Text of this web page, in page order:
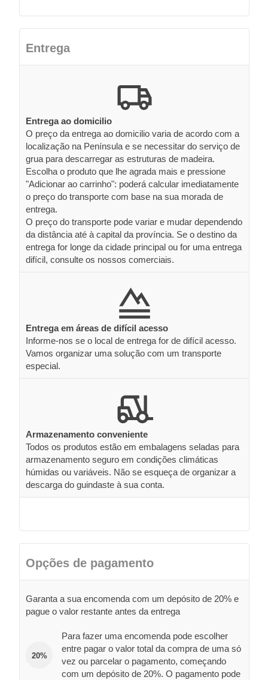
Entrega
Entrega ao domicilio
O preço da entrega ao domicilio varia de acordo com a
localização na Península e se necessitar do serviço de
grua para descarregar as estruturas de madeira.
Escolha o produto que lhe agrada mais e pressione
"Adicionar ao carrinho": poderá calcular imediatamente
o preço do transporte com base na sua morada de
entrega.
O preço do transporte pode variar e mudar dependendo
da distância até à capital da província. Se o destino da
entrega for longe da cidade principal ou for uma entrega
difícil, consulte os nossos comerciais.
Entrega em áreas de difícil acesso
Informe-nos se o local de entrega for de difícil acesso.
Vamos organizar uma solução com um transporte
especial.
Armazenamento conveniente
Todos os produtos estão em embalagens seladas para
armazenamento seguro em condições climáticas
húmidas ou variáveis. Não se esqueça de organizar a
descarga do guindaste à sua conta.
Opções de pagamento
Garanta a sua encomenda com um depósito de 20% e
pague o valor restante antes da entrega
20%
Para fazer uma encomenda pode escolher
entre pagar o valor total da compra de uma só
vez ou parcelar o pagamento, começando
com um depósito de 20%. O pagamento pode